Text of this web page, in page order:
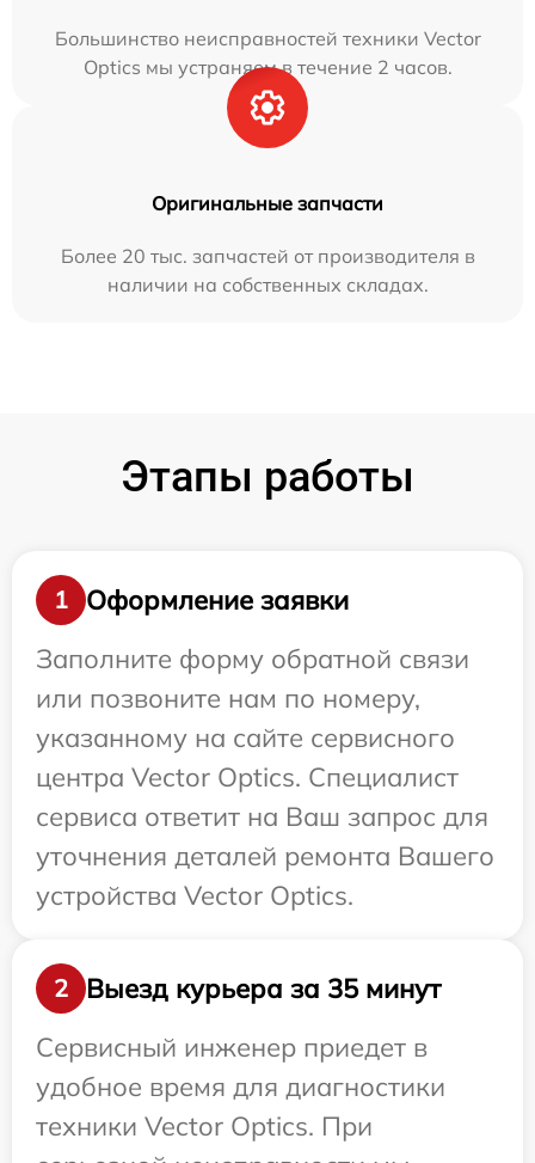
Большинство неисправностей техники Vector
Optics мы устраняем в течение 2 часов.
Оригинальные запчасти
Более 20 тыс. запчастей от производителя в
наличии на собственных складах.
Этапы работы
1
Оформление заявки
Заполните форму обратной связи
или позвоните нам по номеру,
указанному на сайте сервисного
центра Vector Optics. Специалист
сервиса ответит на Ваш запрос для
уточнения деталей ремонта Вашего
устройства Vector Optics.
2
Выезд курьера за 35 минут
Сервисный инженер приедет в
удобное время для диагностики
техники Vector Optics. При